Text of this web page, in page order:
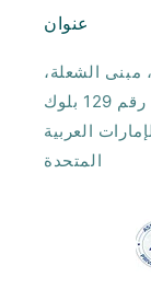
عنوان
مبنى الشعلة،
المجتمع رقم 129 بلوك E، الشارع - بالقرب من ديرة
العربية